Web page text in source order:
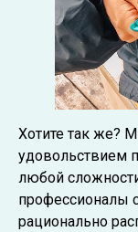
Хотите так же?
удовольствием
любой
профессионалы
рационально